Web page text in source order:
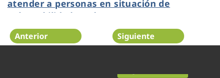
atender a personas en situación de
vulnerabilidad por la COVID-19
Anterior Siguiente